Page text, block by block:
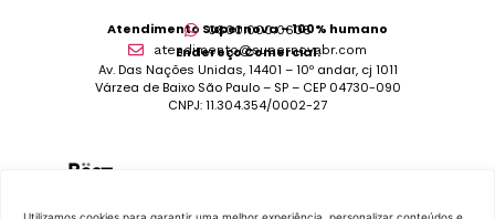
Atendimento Supernova – 100% humano
0800.000.0608
atendimento@supernovabr.com
Endereço Comercial:
Av. Das Nações Unidas, 14401 – 10º andar, cj 1011
Várzea de Baixo São Paulo – SP – CEP 04730-090
CNPJ: 11.304.354/0002-27